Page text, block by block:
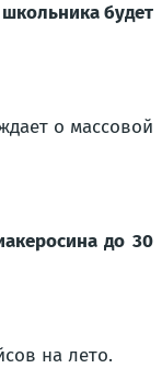
будет
о массовой
до 30
на лето.